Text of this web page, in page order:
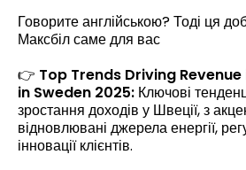
Говорите англійською? Тоді ця
Максбіл саме для вас
👉 Top Trends Driving
in Sweden 2025: Ключові
зростання доходів у Швеції, з
відновлювані джерела енергії,
інновації клієнтів.